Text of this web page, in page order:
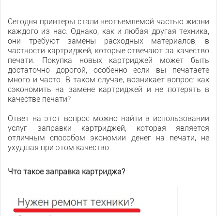
Сегодня принтеры стали неотъемлемой частью жизни
каждого из нас. Однако, как и любая другая техника,
они требуют замены расходных материалов, в
частности картриджей, которые отвечают за качество
печати. Покупка новых картриджей может быть
достаточно дорогой, особенно если вы печатаете
много и часто. В таком случае, возникает вопрос: как
сэкономить на замене картриджей и не потерять в
качестве печати?
Ответ на этот вопрос можно найти в использовании
услуг заправки картриджей, которая является
отличным способом экономии денег на печати, не
ухудшая при этом качество.
Что такое заправка картриджа?